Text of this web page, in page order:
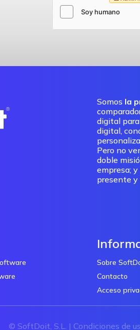
Somos la
digital
digital,
Pero no
doble
empresa;
presente y
Sobre
Contacto
Acceso
© SoftDoit, S.L. | Condiciones de